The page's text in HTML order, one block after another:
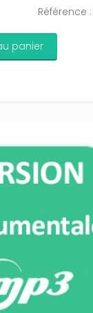
Référence :
panier